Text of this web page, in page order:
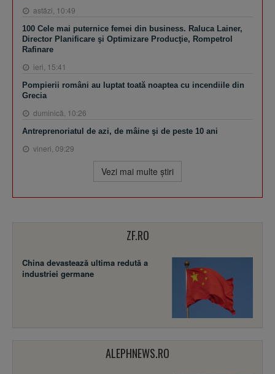
astăzi, 10:49
100 Cele mai puternice femei din business. Raluca Lainer,
Director Planificare şi Optimizare Producţie, Rompetrol
Rafinare
ieri, 15:41
Pompierii români au luptat toată noaptea cu incendiile din
Grecia
duminică, 10:26
Antreprenoriatul de azi, de mâine şi de peste 10 ani
vineri, 09:29
Vezi mai multe ştiri
ZF.RO
China devastează ultima redută a
industriei germane
ALEPHNEWS.RO